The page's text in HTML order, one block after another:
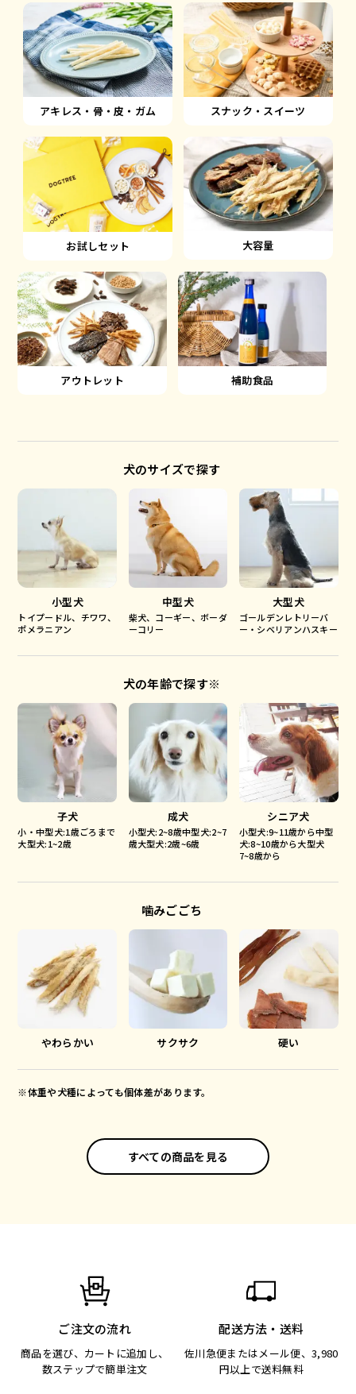
アキレス・骨・皮・ガム スナック・スイーツ
お試しセット 大容量
アウトレット 補助食品
犬のサイズで探す
小型犬
トイプードル、チワワ、
ポメラニアン
中型犬
柴犬、コーギー、ボーダ
ーコリー
大型犬
ゴールデンレトリーバ
ー・シベリアンハスキー
犬の年齢で探す※
子犬
小・中型犬:1歳ごろまで
大型犬:1~2歳
成犬
小型犬:2~8歳中型犬:2~7
歳大型犬:2歳~6歳
シニア犬
小型犬:9~11歳から中型
犬:8~10歳から大型犬
7~8歳から
噛みごごち
やわらかい サクサク 硬い
※体重や犬種によっても個体差があります。
すべての商品を見る
ご注文の流れ
商品を選び、カートに追加し、
数ステップで簡単注文
配送方法・送料
佐川急便またはメール便、3,980
円以上で送料無料